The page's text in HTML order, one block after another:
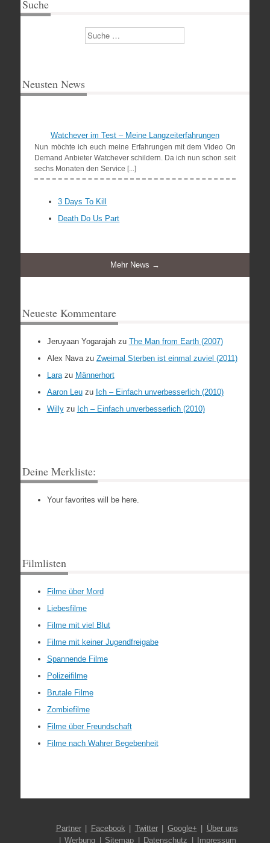
Suche
Suchen
Neusten News
Watchever im Test – Meine Langzeiterfahrungen
Nun möchte ich euch meine Erfahrungen mit dem Video On
Demand Anbieter Watchever schildern. Da ich nun schon seit
sechs Monaten den Service [...]
3 Days To Kill
Death Do Us Part
Mehr News →
Neueste Kommentare
Jeruyaan Yogarajahzu The Man from Earth (2007)
Alex Navazu Zweimal Sterben ist einmal zuviel (2011)
Larazu Männerhort
Aaron Leuzu Ich – Einfach unverbesserlich (2010)
Willyzu Ich – Einfach unverbesserlich (2010)
Deine Merkliste:
Your favorites will be here.
Filmlisten
Filme über Mord
Liebesfilme
Filme mit viel Blut
Filme mit keiner Jugendfreigabe
Spannende Filme
Polizeifilme
Brutale Filme
Zombiefilme
Filme über Freundschaft
Filme nach Wahrer Begebenheit
Partner Facebook Twitter Google+
Über uns
Werbung
Sitemap Datenschutz Impressum